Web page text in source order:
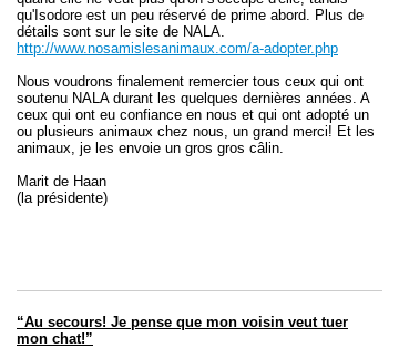
qu'Isodore est un peu réservé de prime abord. Plus de
détails sont sur le site de NALA.
http://www.nosamislesanimaux.com/a-adopter.php
Nous voudrons finalement remercier tous ceux qui ont
soutenu NALA durant les quelques dernières années. A
ceux qui ont eu confiance en nous et qui ont adopté un
ou plusieurs animaux chez nous, un grand merci! Et les
animaux, je les envoie un gros gros câlin.
Marit de Haan
(la présidente)
“Au secours! Je pense que mon voisin veut tuer
mon chat!”